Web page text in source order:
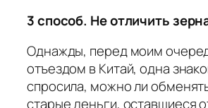
3 способ. Не отличить
Однажды, перед моим
отъездом в Китай, одна
спросила, можно ли
старые деньги, оставшиеся